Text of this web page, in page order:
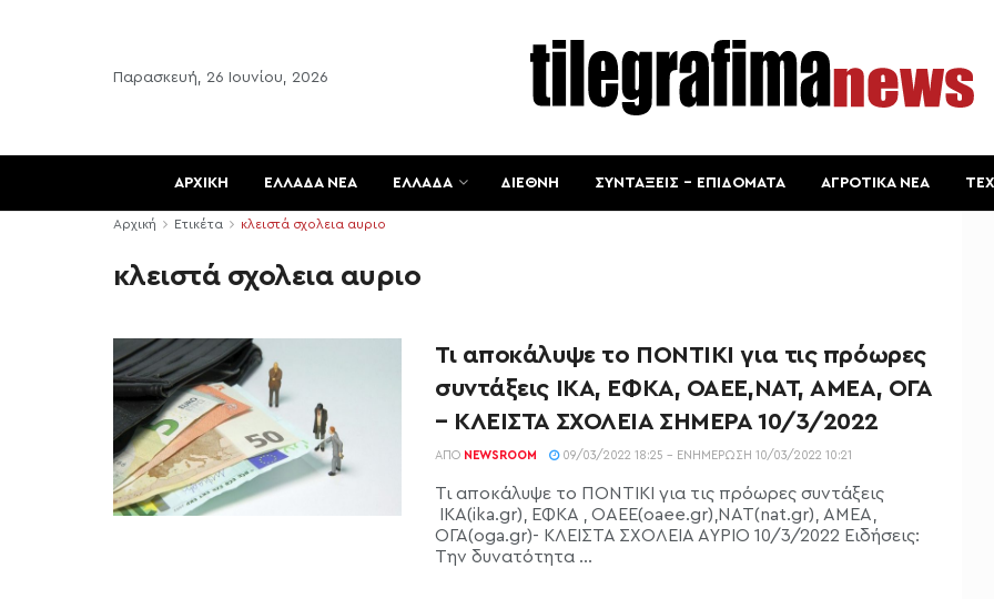
Παρασκευή, 26 Ιουνίου, 2026
ΑΡΧΙΚΗ ΕΛΛΑΔΑ ΝΕΑ ΕΛΛΑΔΑ ΔΙΕΘΝΗ ΣΥΝΤΑΞΕΙΣ – ΕΠΙΔΟΜΑΤΑ ΑΓΡΟΤΙΚΑ ΝΕΑ
Αρχική Ετικέτα κλειστά σχολεια αυριο
κλειστά σχολεια αυριο
Τι αποκάλυψε το ΠΟΝΤΙΚΙ για τις πρόωρες
συντάξεις ΙΚΑ, ΕΦΚΑ, ΟΑΕΕ,ΝΑΤ, ΑΜΕΑ, ΟΓΑ
– ΚΛΕΙΣΤΑ ΣΧΟΛΕΙΑ ΣΗΜΕΡΑ 10/3/2022
ΑΠΌ NEWSROOM 09/03/2022 18:25 - ΕΝΗΜΈΡΩΣΗ 10/03/2022 10:21
Τι αποκάλυψε το ΠΟΝΤΙΚΙ για τις πρόωρες συντάξεις
ΙΚΑ(ika.gr), ΕΦΚΑ , ΟΑΕΕ(oaee.gr),ΝΑΤ(nat.gr), ΑΜΕΑ,
ΟΓΑ(oga.gr)- ΚΛΕΙΣΤΑ ΣΧΟΛΕΙΑ ΑΥΡΙΟ 10/3/2022 Ειδήσεις:
Την δυνατότητα ...